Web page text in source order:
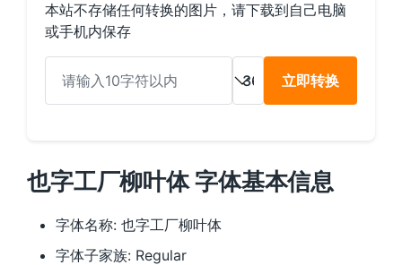
本站不存储任何转换的图片，请下载到自己电脑
或手机内保存
立即转换
也字工厂柳叶体 字体基本信息
字体名称: 也字工厂柳叶体
字体子家族: Regular